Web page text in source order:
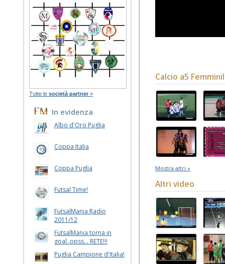
Tutte le società partner »
In evidenza
Albo d'Oro Puglia
Coppa Italia
Coppa Puglia
Futsal Time!
FutsalMania Radio
2011/12
FutsalMania torna in
goal..opss... RETE!!!
Puglia Campione d'Italia!
Calcio a5
Mostra altri »
Altri video